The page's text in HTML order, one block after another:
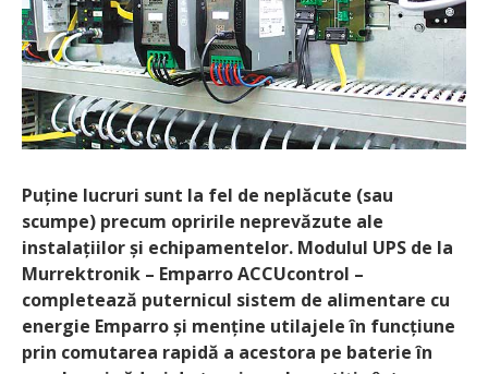
Puține lucruri sunt la fel de neplăcute (sau
scumpe) precum opririle nepre­văzute ale
instalațiilor și echipamen­telor. Modulul UPS de la
Murrektronik – Emparro ACCUcontrol –
completează puternicul sistem de alimentare cu
energie Emparro și menține utilajele în funcțiune
prin comutarea rapidă a acestora pe baterie în